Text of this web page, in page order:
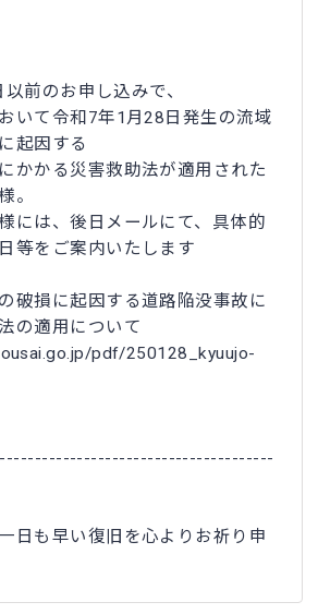
前のお申し込みで、
いて令和7年1月28日発生の流域
起因する
かかる災害救助法が適用された
。
は、後日メールにて、具体的
等をご案内いたします
破損に起因する道路陥没事故に
の適用について
pdf/250128_kyuujo-
日も早い復旧を心よりお祈り申